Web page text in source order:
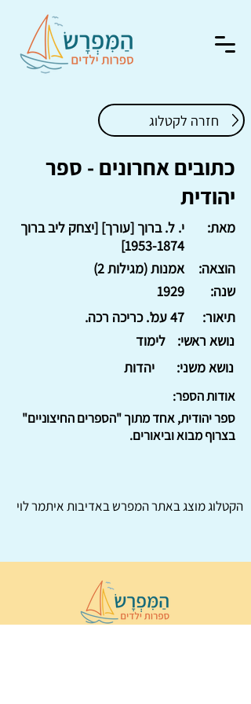
חזרה לקטלוג
כתובים אחרונים - ספר
יהודית
י. ל. ברוך [עורך] [יצחק ליב ברוך
1953-1874
]
מאת:
אמנות (מגילות 2)
הוצאה:
1929
שנה:
47 עמ'. כריכה רכה.
תיאור:
לימוד
נושא ראשי:
יהדות
נושא משני:
אודות הספר:
ספר יהודית, אחד מתוך "הספרים החיצוניים"
בצרוף מבוא וביאורים.
הקטלוג מוצג באתרהמפרשבאדיבות איתמר לוי